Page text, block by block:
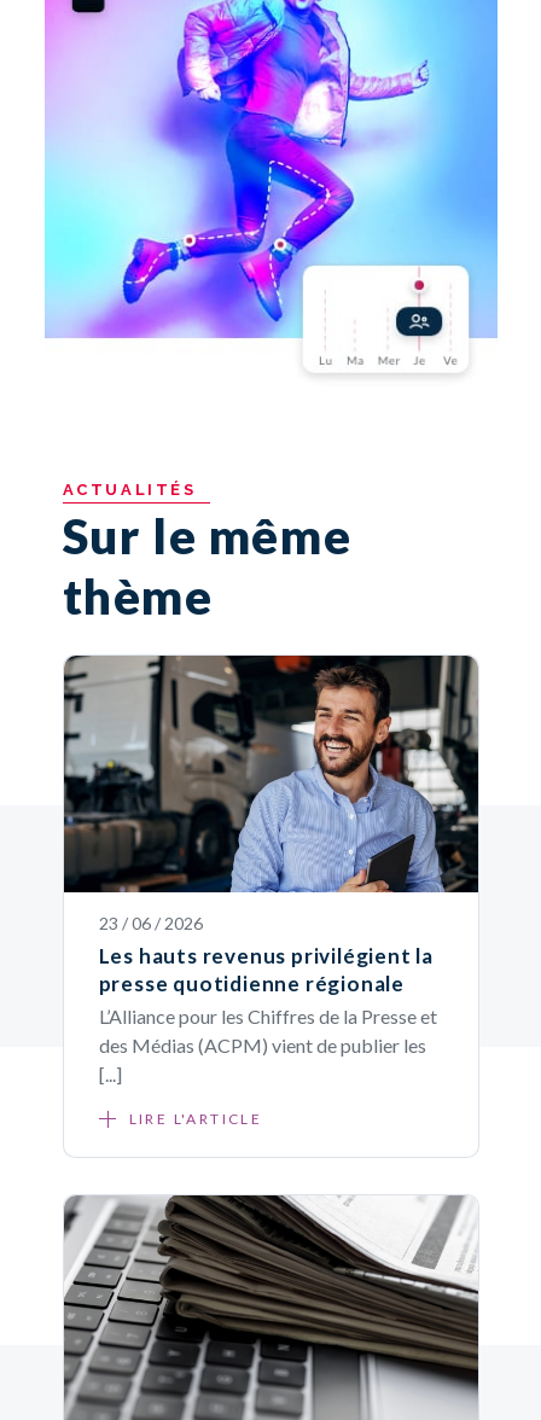
ACTUALITÉS
Sur le même
thème
23 / 06 / 2026
Les hauts revenus privilégient la
presse quotidienne régionale
L’Alliance pour les Chiffres de la Presse et
des Médias (ACPM) vient de publier les
[...]
LIRE L'ARTICLE